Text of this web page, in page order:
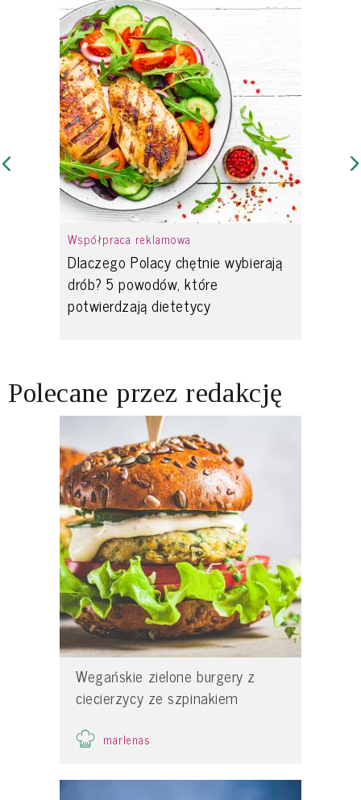
Współpraca reklamowa
Dlaczego Polacy chętnie wybierają
drób? 5 powodów, które
potwierdzają dietetycy
Polecane przez redakcję
Wegańskie zielone burgery z
ciecierzycy ze szpinakiem
marlenas